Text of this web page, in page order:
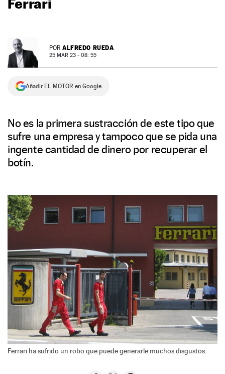
PREMIOS
SERVICIOS
POR ALFREDO RUEDA
25 MAR 23 - 08: 55
Añadir EL MOTOR en Google
No es la primera sustracción de este tipo que
sufre una empresa y tampoco que se pida una
ingente cantidad de dinero por recuperar el
botín.
Ferrari ha sufrido un robo que puede generarle muchos disgustos.